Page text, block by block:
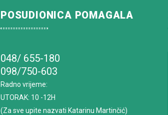
POSUDIONICA POMAGALA
048/ 655-180
098/750-603
Radno vrijeme:
UTORAK: 10 -12H
(Za sve upite nazvati Katarinu Martinčić)